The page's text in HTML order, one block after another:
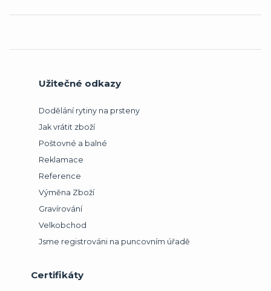
Užitečné odkazy
Dodělání rytiny na prsteny
Jak vrátit zboží
Poštovné a balné
Reklamace
Reference
Výměna Zboží
Gravírování
Velkobchod
Jsme registrováni na puncovním úřadě
Certifikáty